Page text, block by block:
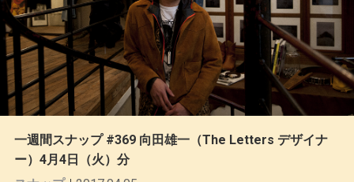
一週間スナップ #369 向田雄一（The Letters デザイナ
ー）4月4日（火）分